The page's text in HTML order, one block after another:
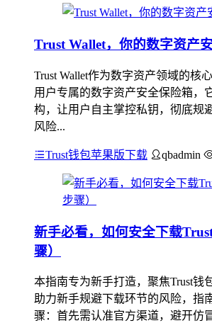
Trust Wallet，你的数字资产
Trust Wallet作为数字资产领域的核
用户专属的数字资产安全保险箱，
构，让用户自主掌控私钥，彻底规
风险...
Trust钱包苹果版下载 qbadmin
新手必看，如何安全下载
骤）
本指南专为新手打造，聚焦Trust钱
助力新手规避下载环节的风险，指
骤：首先需认准官方渠道，避开仿